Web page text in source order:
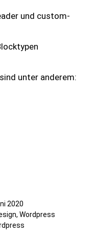
und custom-
unter anderem:
2020
,Wordpress